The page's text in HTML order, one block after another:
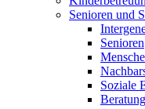
Senioren und
Senioren
Soziale